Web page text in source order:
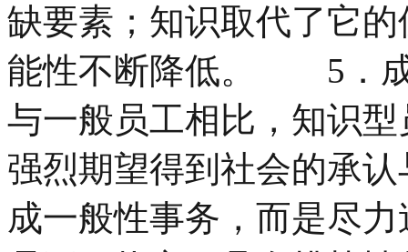
缺要素；知识取代了它
能性不断降低。 5．
与一般员工相比，知识
强烈期望得到社会的承
成一般性事务，而是尽